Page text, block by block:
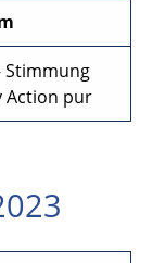
Stimmung
Action pur